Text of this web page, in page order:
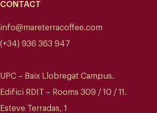
CONTACT
info@mareterracoffee.com
(+34) 936 363 947
UPC – Baix Llobregat Campus.
Edifici RDIT – Rooms 309 / 10 / 11.
Esteve Terradas, 1